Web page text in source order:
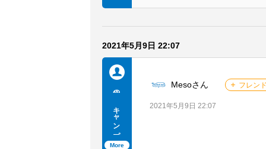
2021年5月9日 22:07
Mesoさん フレン
2021年5月9日 22:07
他の人
キャンプ
More